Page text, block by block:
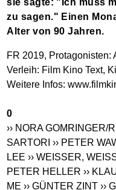
zu sagen." Einen
Alter von 90 Jahren.
FR 2019, Protagonisten:
Verleih: Film Kino Text,
Weitere Infos:
0
›› NORA GOMRINGER/
SARTORI ›› PETER
LEE ›› WEISSER,
PETER HELLER ››
ME ›› GÜNTER ZINT ››